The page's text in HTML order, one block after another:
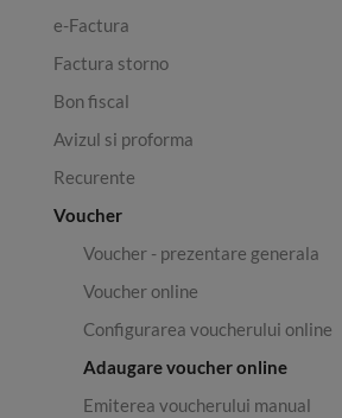
e-Factura
Factura storno
Bon fiscal
Avizul si proforma
Recurente
Voucher
Voucher - prezentare generala
Voucher online
Configurarea voucherului online
Adaugare voucher online
Emiterea voucherului manual